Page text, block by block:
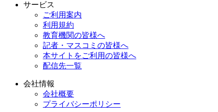
サービス
ご利用案内
利用規約
教育機関の皆様へ
記者・マスコミの皆様へ
本サイトをご利用の皆様へ
配信先一覧
会社情報
会社概要
プライバシーポリシー